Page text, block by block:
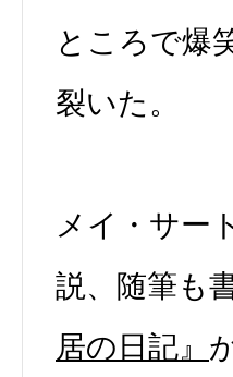
ところで爆
裂いた。
メイ・サー
説、随筆も
居の日記』